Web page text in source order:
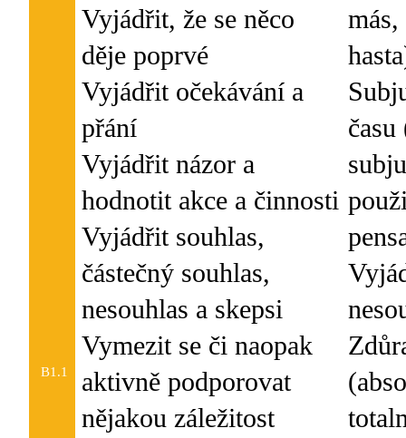
B1.1
Vyjádřit, že se něco
děje poprvé
Vyjádřit očekávání a
přání
Vyjádřit názor a
hodnotit akce a činnosti
Vyjádřit souhlas,
částečný souhlas,
nesouhlas a skepsi
Vymezit se či naopak
aktivně podporovat
nějakou záležitost
času